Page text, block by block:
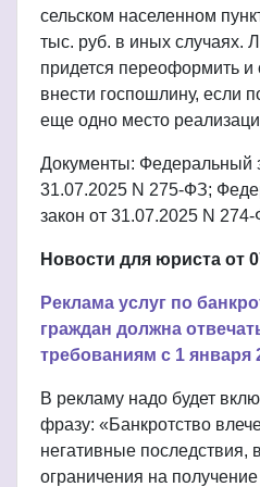
сельском населенном
тыс. руб. в иных случаях.
придется переоформить и
внести госпошлину, если
еще одно место
Документы: Федеральный
31.07.2025 N 275-ФЗ;
закон от 31.07.2025 N
Новости для юриста от
Реклама услуг по
граждан должна
требованиям с 1 января
В рекламу надо будет
фразу: «Банкротство
негативные последствия,
ограничения на получение